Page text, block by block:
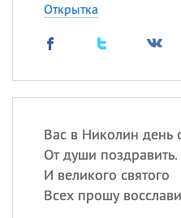
Открытка
Вас в Николин день
От души поздравить.
И великого святого
Всех прошу